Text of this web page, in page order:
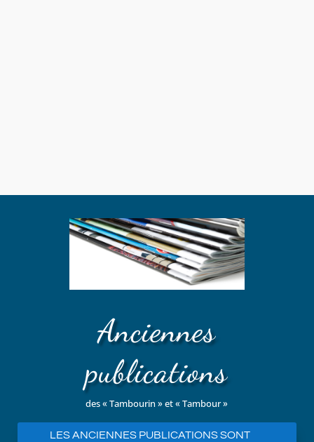
Anciennes
publications
des « Tambourin » et « Tambour »
LES ANCIENNES PUBLICATIONS SONT